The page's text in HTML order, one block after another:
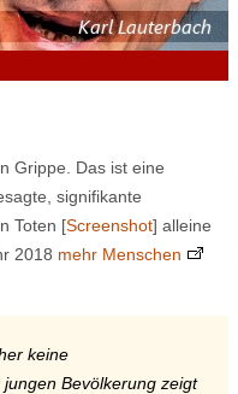
Grippe. Das ist eine
signifikante
Toten [Screenshot] alleine
2018 mehr Menschen
keine
Bevölkerung zeigt